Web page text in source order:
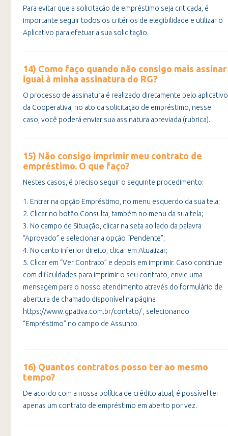
Para evitar que a solicitação de empréstimo seja criticada, é
importante seguir todos os critérios de elegibilidade e utilizar o
Aplicativo para efetuar a sua solicitação.
14) Como faço quando não consigo mais assinar
igual à minha assinatura do RG?
O processo de assinatura é realizado diretamente pelo aplicativo
da Cooperativa, no ato da solicitação de empréstimo, nesse
caso, você poderá enviar sua assinatura abreviada (rubrica).
15) Não consigo imprimir meu contrato de
empréstimo. O que faço?
Nestes casos, é preciso seguir o seguinte procedimento:
1. Entrar na opção Empréstimo, no menu esquerdo da sua tela;
2. Clicar no botão Consulta, também no menu da sua tela;
3. No campo de Situação, clicar na seta ao lado da palavra
“Aprovado” e selecionar a opção “Pendente”;
4. No canto inferior direito, clicar em Atualizar;
5. Clicar em “Ver Contrato” e depois em imprimir. Caso continue
com dificuldades para imprimir o seu contrato, envie uma
mensagem para o nosso atendimento através do formulário de
abertura de chamado disponível na página
https://www.gpativa.com.br/contato/ , selecionando
“Empréstimo” no campo de Assunto.
16) Quantos contratos posso ter ao mesmo
tempo?
De acordo com a nossa política de crédito atual, é possível ter
apenas um contrato de empréstimo em aberto por vez.